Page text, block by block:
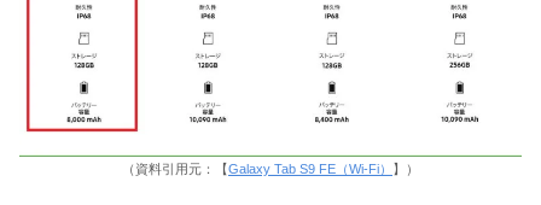
（資料引用元：【Galaxy Tab S9 FE（Wi-Fi） 】）